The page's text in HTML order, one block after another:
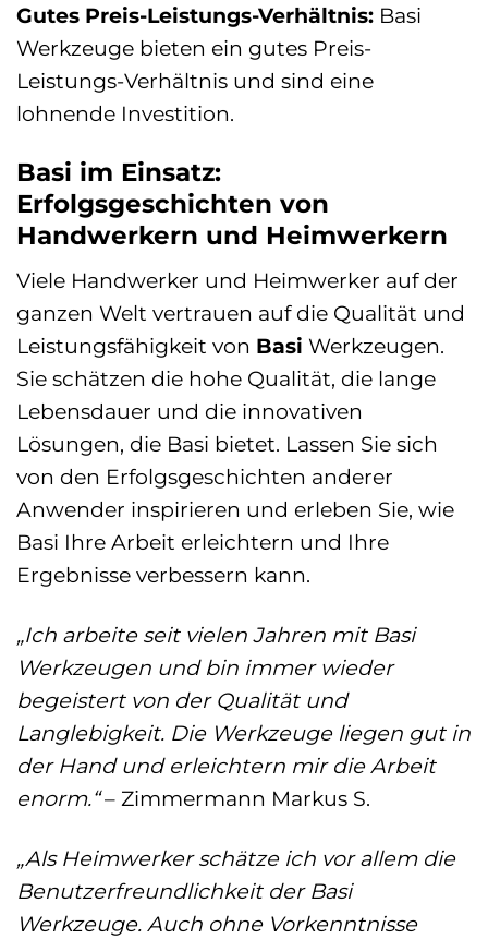
Gutes Preis-Leistungs-Verhältnis: Basi
Werkzeuge bieten ein gutes Preis-
Leistungs-Verhältnis und sind eine
lohnende Investition.
Basi im Einsatz:
Erfolgsgeschichten von
Handwerkern und Heimwerkern
Viele Handwerker und Heimwerker auf der
ganzen Welt vertrauen auf die Qualität und
Leistungsfähigkeit von Basi Werkzeugen.
Sie schätzen die hohe Qualität, die lange
Lebensdauer und die innovativen
Lösungen, die Basi bietet. Lassen Sie sich
von den Erfolgsgeschichten anderer
Anwender inspirieren und erleben Sie, wie
Basi Ihre Arbeit erleichtern und Ihre
Ergebnisse verbessern kann.
„Ich arbeite seit vielen Jahren mit Basi
Werkzeugen und bin immer wieder
begeistert von der Qualität und
Langlebigkeit. Die Werkzeuge liegen gut in
der Hand und erleichtern mir die Arbeit
enorm.“– Zimmermann Markus S.
„Als Heimwerker schätze ich vor allem die
Benutzerfreundlichkeit der Basi
Werkzeuge. Auch ohne Vorkenntnisse